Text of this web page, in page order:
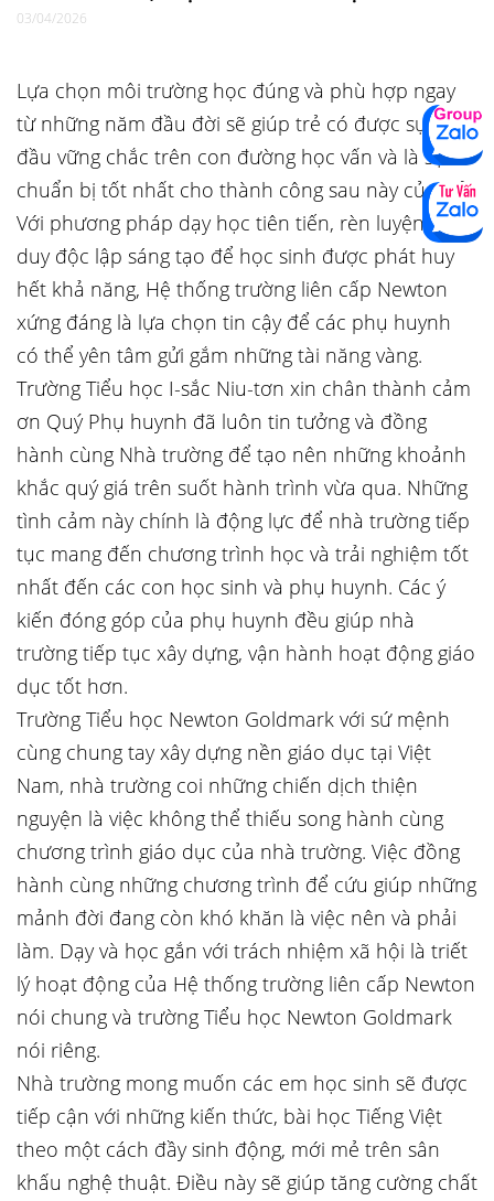
03/04/2026
Lựa chọn môi trường học đúng và phù hợp ngay
từ những năm đầu đời sẽ giúp trẻ có được sự khởi
đầu vững chắc trên con đường học vấn và là sự
chuẩn bị tốt nhất cho thành công sau này của trẻ.
Với phương pháp dạy học tiên tiến, rèn luyện tư
duy độc lập sáng tạo để học sinh được phát huy
hết khả năng, Hệ thống trường liên cấp Newton
xứng đáng là lựa chọn tin cậy để các phụ huynh
có thể yên tâm gửi gắm những tài năng vàng.
Trường Tiểu học I-sắc Niu-tơn xin chân thành cảm
ơn Quý Phụ huynh đã luôn tin tưởng và đồng
hành cùng Nhà trường để tạo nên những khoảnh
khắc quý giá trên suốt hành trình vừa qua. Những
tình cảm này chính là động lực để nhà trường tiếp
tục mang đến chương trình học và trải nghiệm tốt
nhất đến các con học sinh và phụ huynh. Các ý
kiến đóng góp của phụ huynh đều giúp nhà
trường tiếp tục xây dựng, vận hành hoạt động giáo
dục tốt hơn.
Trường Tiểu học Newton Goldmark với sứ mệnh
cùng chung tay xây dựng nền giáo dục tại Việt
Nam, nhà trường coi những chiến dịch thiện
nguyện là việc không thể thiếu song hành cùng
chương trình giáo dục của nhà trường. Việc đồng
hành cùng những chương trình để cứu giúp những
mảnh đời đang còn khó khăn là việc nên và phải
làm. Dạy và học gắn với trách nhiệm xã hội là triết
lý hoạt động của Hệ thống trường liên cấp Newton
nói chung và trường Tiểu học Newton Goldmark
nói riêng.
Nhà trường mong muốn các em học sinh sẽ được
tiếp cận với những kiến thức, bài học Tiếng Việt
theo một cách đầy sinh động, mới mẻ trên sân
khấu nghệ thuật. Điều này sẽ giúp tăng cường chất